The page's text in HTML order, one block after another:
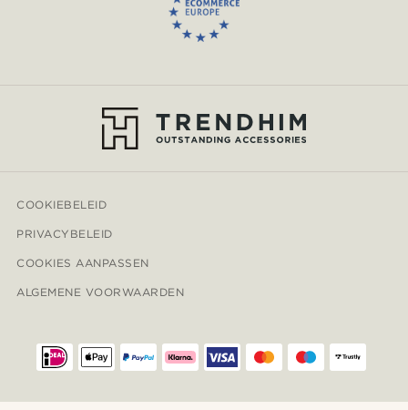
COOKIEBELEID
PRIVACYBELEID
COOKIES AANPASSEN
ALGEMENE VOORWAARDEN